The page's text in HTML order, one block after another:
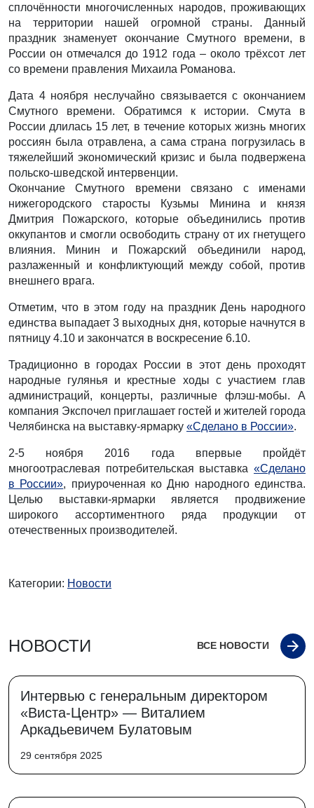
сплочённости многочисленных народов, проживающих
на территории нашей огромной страны. Данный
праздник знаменует окончание Смутного времени, в
России он отмечался до 1912 года – около трёхсот лет
со времени правления Михаила Романова.
Дата 4 ноября неслучайно связывается с окончанием
Смутного времени. Обратимся к истории. Смута в
России длилась 15 лет, в течение которых жизнь многих
россиян была отравлена, а сама страна погрузилась в
тяжелейший экономический кризис и была подвержена
польско-шведской интервенции.
Окончание Смутного времени связано с именами
нижегородского старосты Кузьмы Минина и князя
Дмитрия Пожарского, которые объединились против
оккупантов и смогли освободить страну от их гнетущего
влияния. Минин и Пожарский объединили народ,
разлаженный и конфликтующий между собой, против
внешнего врага.
Отметим, что в этом году на праздник День народного
единства выпадает 3 выходных дня, которые начнутся в
пятницу 4.10 и закончатся в воскресение 6.10.
Традиционно в городах России в этот день проходят
народные гулянья и крестные ходы с участием глав
администраций, концерты, различные флэш-мобы. А
компания Экспочел приглашает гостей и жителей города
Челябинска на выставку-ярмарку «Сделано в России».
2-5 ноября 2016 года впервые пройдёт
многоотраслевая потребительская выставка «Сделано
в России», приуроченная ко Дню народного единства.
Целью выставки-ярмарки является продвижение
широкого ассортиментного ряда продукции от
отечественных производителей.
Категории: Новости
НОВОСТИ ВСЕ НОВОСТИ
Интервью с генеральным директором
«Виста-Центр» — Виталием
Аркадьевичем Булатовым
29 сентября 2025